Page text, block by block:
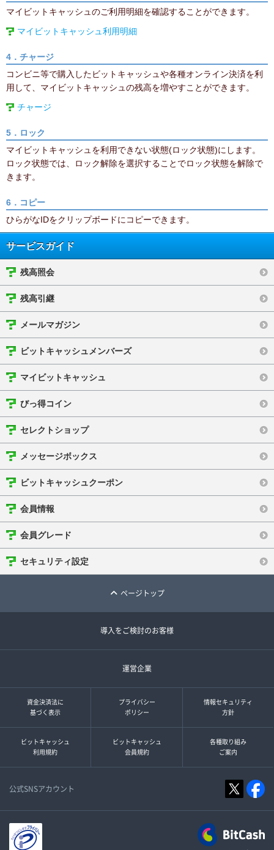
マイビットキャッシュのご利用明細を確認することができます。
マイビットキャッシュ利用明細
4．チャージ
コンビニ等で購入したビットキャッシュや各種オンライン決済を利
用して、マイビットキャッシュの残高を増やすことができます。
チャージ
5．ロック
マイビットキャッシュを利用できない状態(ロック状態)にします。
ロック状態では、ロック解除を選択することでロック状態を解除で
きます。
6．コピー
ひらがなIDをクリップボードにコピーできます。
サービスガイド
残高照会
残高引継
メールマガジン
ビットキャッシュメンバーズ
マイビットキャッシュ
びっ得コイン
セレクトショップ
メッセージボックス
ビットキャッシュクーポン
会員情報
会員グレード
セキュリティ設定
ページトップ
導入をご検討のお客様
運営企業
資金決済法に
基づく表示
プライバシー
ポリシー
情報セキュリティ
方針
ビットキャッシュ
利用規約
ビットキャッシュ
会員規約
各種取り組み
ご案内
公式SNSアカウント